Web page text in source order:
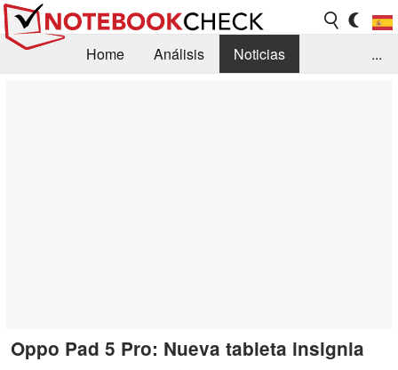
Home Análisis
Noticias
...
Oppo Pad 5 Pro: Nueva tableta insignia